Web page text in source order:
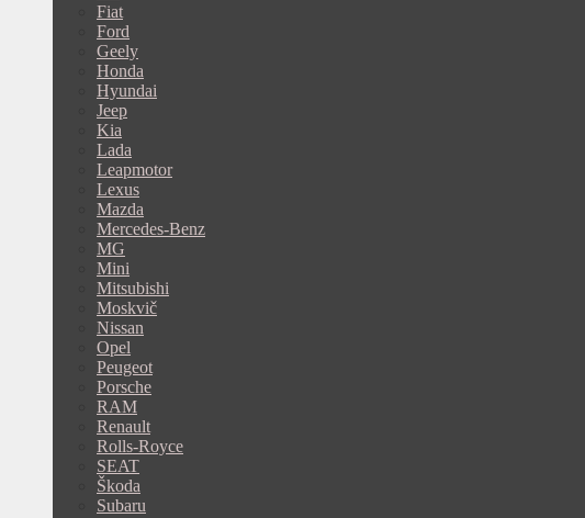
Fiat
Ford
Geely
Honda
Hyundai
Jeep
Kia
Lada
Leapmotor
Lexus
Mazda
Mercedes-Benz
MG
Mini
Mitsubishi
Moskvič
Nissan
Opel
Peugeot
Porsche
RAM
Renault
Rolls-Royce
SEAT
Škoda
Subaru